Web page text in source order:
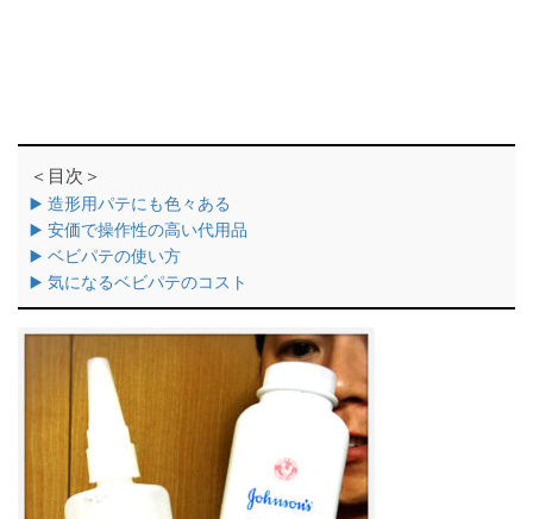
＜目次＞
▶️ 造形用パテにも色々ある
▶️ 安価で操作性の高い代用品
▶️ ベビパテの使い方
▶️ 気になるベビパテのコスト